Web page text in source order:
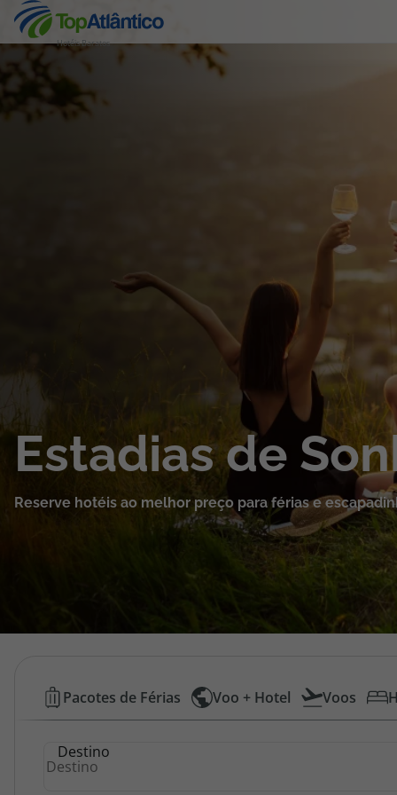
Hotéis Baratos
Destinos
Pacotes de Férias
Cruzeiros
Promoções
Área de Cliente
Estadias de
Reserve hotéis ao melhor preço para férias e
Hotéis
Baratos
Pacotes de Férias Voo + Hotel Voos
Destino